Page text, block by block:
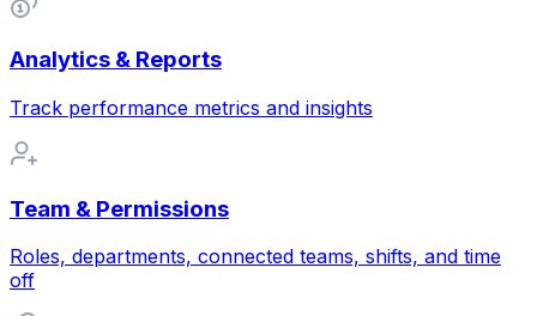
Analytics & Reports
Track performance metrics and insights
Team & Permissions
Roles, departments, connected teams, shifts, and time
off